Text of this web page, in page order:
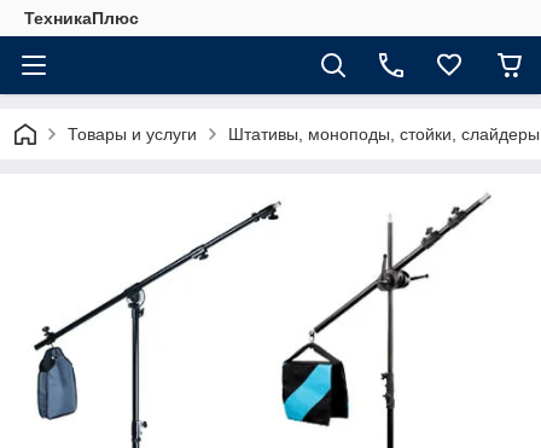
ТехникаПлюс
Товары и услуги Штативы, моноподы, стойки, слайдеры